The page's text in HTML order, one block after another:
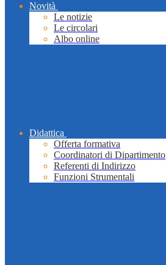
Novità
Le notizie
Le circolari
Albo online
Didattica
Offerta formativa
Coordinatori di Dipartimento
Referenti di Indirizzo
Funzioni Strumentali